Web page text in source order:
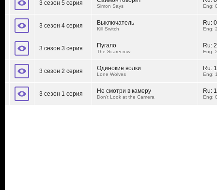
3 сезон 5 серия Simon Says Eng:
3 сезон 4 серия Выключатель
Kill Switch
Ru:
Eng:
3 сезон 3 серия Пугало
The Scarecrow
Ru:
Eng:
3 сезон 2 серия Одинокие волки
Lone Wolves
Ru:
Eng:
3 сезон 1 серия Не смотри в камеру
Don't Look at the Camera
Ru:
Eng: